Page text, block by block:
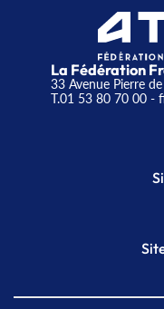
La Fédération
33 Avenue Pierre
T.01 53 80 70 00-